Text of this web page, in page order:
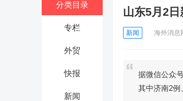
分类目录
专栏
外贸
快报
新闻
山东5月2
新闻 海外消息
据微信公众
其中济南2